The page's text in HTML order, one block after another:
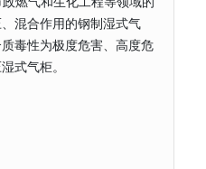
混合作用的钢制湿式气
毒性为极度危害、高度危
式气柜。